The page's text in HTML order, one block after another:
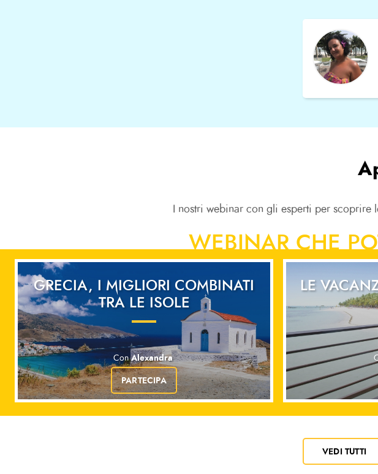
I nostri webinar con gli esperti per scoprire
WEBINAR CHE
GRECIA, I MIGLIORI COMBINATI
TRA LE ISOLE
ConAlexandra
PARTECIPA
LE
VEDI TUTTI